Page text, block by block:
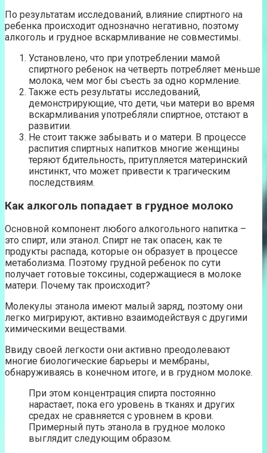
По результатам исследований, влияние спиртного на
ребенка происходит однозначно негативно, поэтому
алкоголь и грудное вскармливание не совместимы.
Установлено, что при употреблении мамой
спиртного ребенок на четверть потребляет меньше
молока, чем мог бы съесть за одно кормление.
Также есть результаты исследований,
демонстрирующие, что дети, чьи матери во время
вскармливания употребляли спиртное, отстают в
развитии.
Не стоит также забывать и о матери. В процессе
распития спиртных напитков многие женщины
теряют бдительность, притупляется материнский
инстинкт, что может привести к трагическим
последствиям.
Как алкоголь попадает в грудное молоко
Основной компонент любого алкогольного напитка –
это спирт, или этанол. Спирт не так опасен, как те
продукты распада, которые он образует в процессе
метаболизма. Поэтому грудной ребенок по сути
получает готовые токсины, содержащиеся в молоке
матери. Почему так происходит?
Молекулы этанола имеют малый заряд, поэтому они
легко мигрируют, активно взаимодействуя с другими
химическими веществами.
Ввиду своей легкости они активно преодолевают
многие биологические барьеры и мембраны,
обнаруживаясь в конечном итоге, и в грудном молоке.
При этом концентрация спирта постоянно
нарастает, пока его уровень в тканях и других
средах не сравняется с уровнем в крови.
Примерный путь этанола в грудное молоко
выглядит следующим образом.